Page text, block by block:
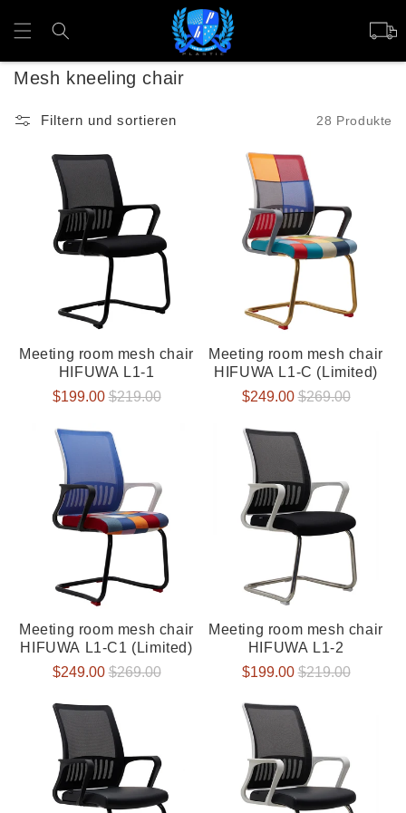
zum
Inhalt
K
t
Mesh kneeling chair
Filtern und sortieren 28 Produkte
Meeting room mesh chair
HIFUWA L1-1
Verkaufspreis
$199.00 Normaler
$219.00
Meeting room mesh chair
HIFUWA L1-C (Limited)
Verkaufspreis
$249.00 Normaler
$269.00
Meeting room mesh chair
HIFUWA L1-C1 (Limited)
Verkaufspreis
$249.00 Normaler
$269.00
Meeting room mesh chair
HIFUWA L1-2
Verkaufspreis
$199.00 Normaler
$219.00